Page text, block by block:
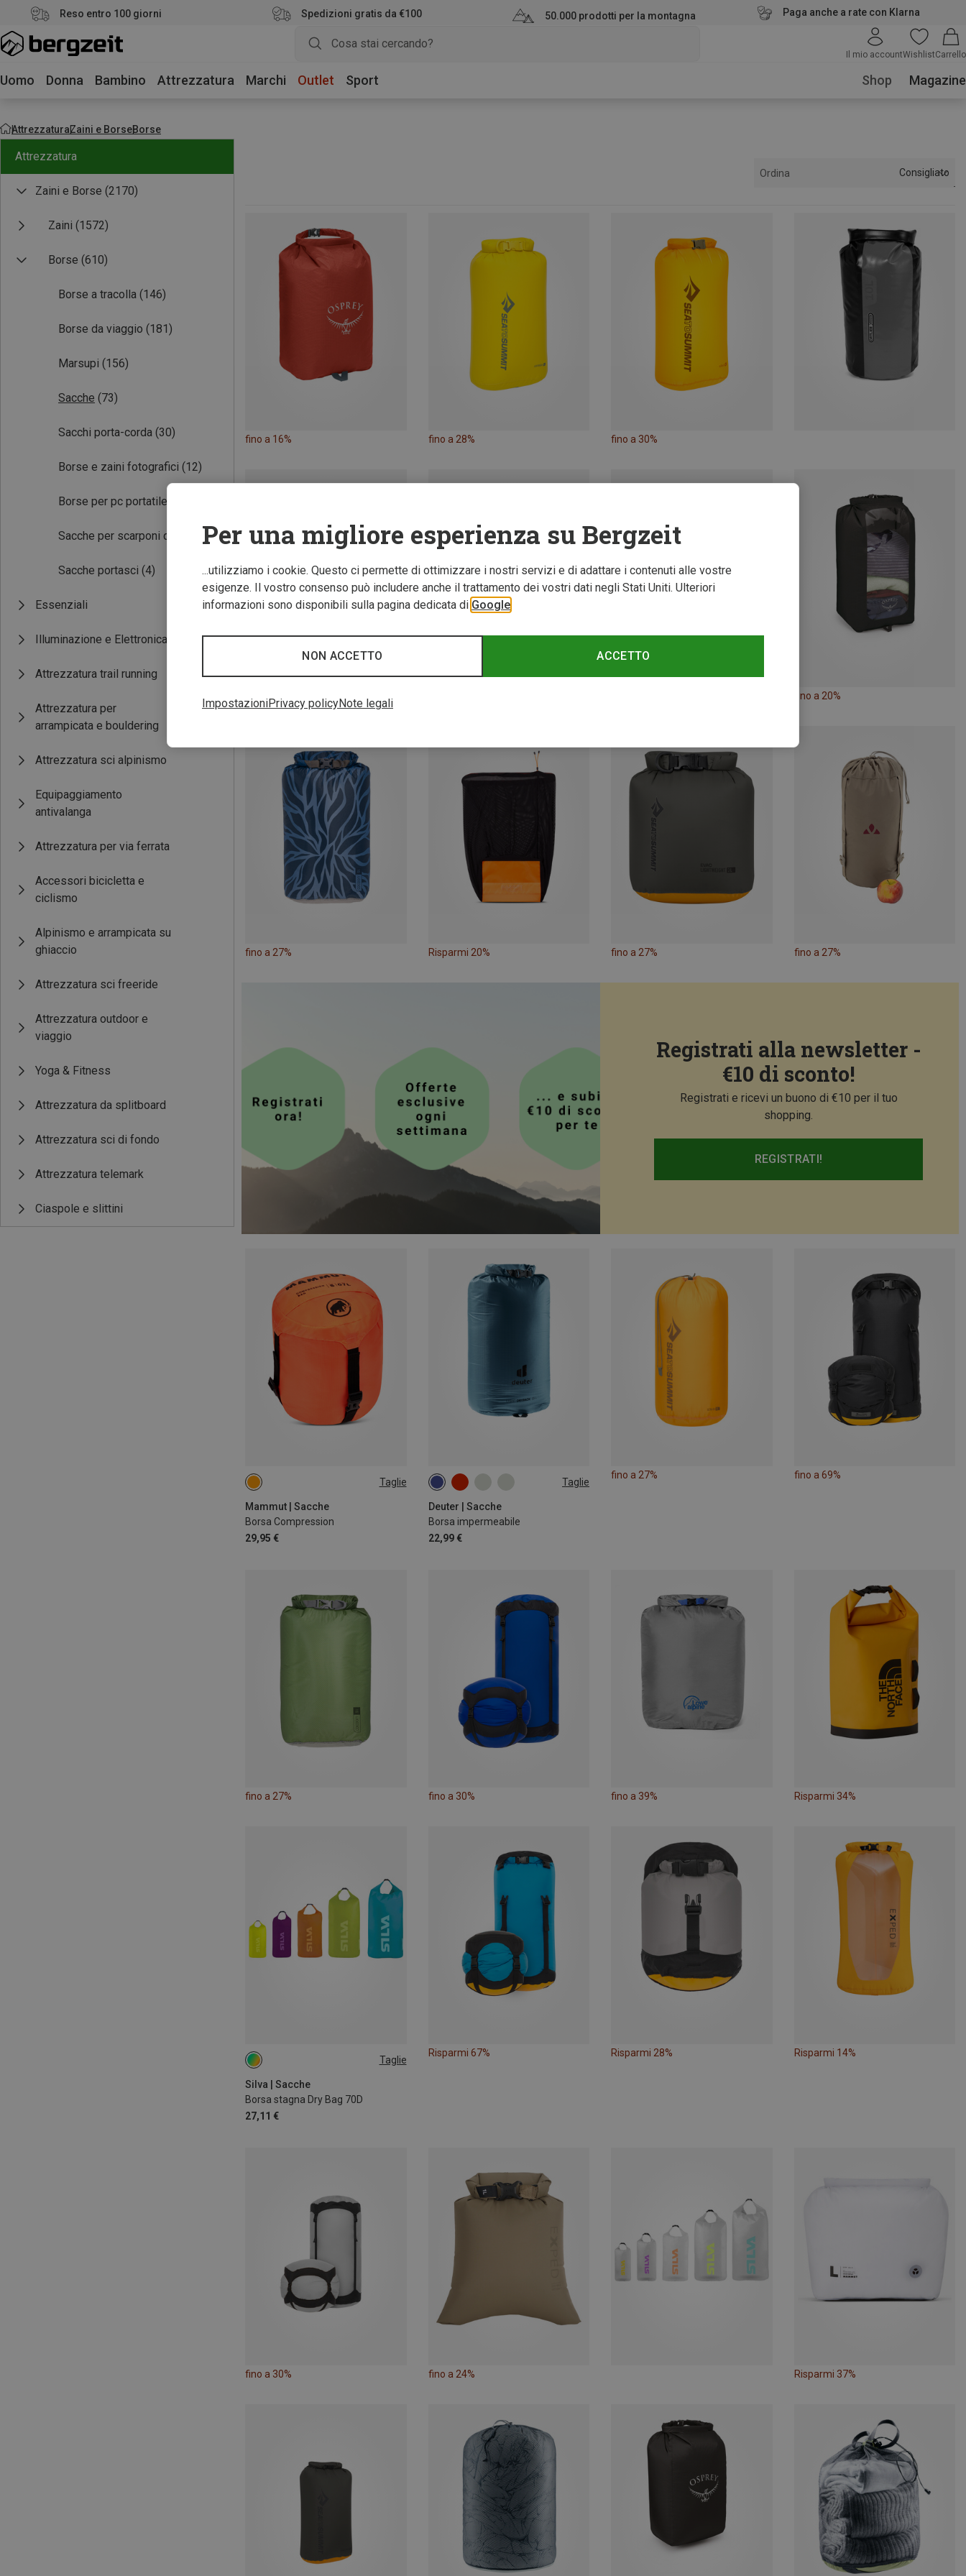
Reso entro 100 giorni Spedizioni gratis da €100 50.000 prodotti per la montagna Paga anche a rate con Klarna
Il mio accountWishlistCarrello
Uomo Donna Bambino Attrezzatura Marchi Outlet Sport Shop Magazine
AttrezzaturaZaini e BorseBorse
Attrezzatura
Zaini e Borse (2170)
Zaini (1572)
Borse (610)
Borse a tracolla (146)
Borse da viaggio (181)
Marsupi (156)
Sacche (73)
Sacchi porta-corda (30)
Borse e zaini fotografici (12)
Borse per pc portatile
Sacche per scarponi da sci (3)
Sacche portasci (4)
Essenziali
Illuminazione e Elettronica
Attrezzatura trail running
Attrezzatura per
arrampicata e bouldering
Attrezzatura sci alpinismo
Equipaggiamento
antivalanga
Attrezzatura per via ferrata
Accessori bicicletta e
ciclismo
Alpinismo e arrampicata su
ghiaccio
Attrezzatura sci freeride
Attrezzatura outdoor e
viaggio
Yoga & Fitness
Attrezzatura da splitboard
Attrezzatura sci di fondo
Attrezzatura telemark
Ciaspole e slittini
Ordina Consigliato
fino a 16% fino a 28% fino a 30%
fino a 20%
fino a 27% Risparmi 20% fino a 27% fino a 27%
Registrati alla newsletter -
€10 di sconto!
Registrati e ricevi un buono di €10 per il tuo
shopping.
REGISTRATI!
Taglie
Mammut | Sacche
Borsa Compression
29,95 €
L Taglie
Deuter | Sacche
Borsa impermeabile
22,99 €
15L
fino a 27% fino a 69%
fino a 27% fino a 30% fino a 39% Risparmi 34%
Taglie
Silva | Sacche
Borsa stagna Dry Bag 70D
27,11 €
24L
Risparmi 67% Risparmi 28% Risparmi 14%
fino a 30% fino a 24% Risparmi 37%
Per una migliore esperienza su Bergzeit
...utilizziamo i cookie. Questo ci permette di ottimizzare i nostri servizi e di adattare i contenuti alle vostre
esigenze. Il vostro consenso può includere anche il trattamento dei vostri dati negli Stati Uniti. Ulteriori
informazioni sono disponibili sulla pagina dedicata di Google
ACCETTO
NON ACCETTO
ImpostazioniPrivacy policyNote legali